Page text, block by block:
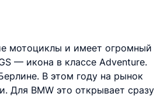
мотоциклы и имеет огромный
— икона в классе Adventure.
В этом году на рынок
Для BMW это открывает сразу